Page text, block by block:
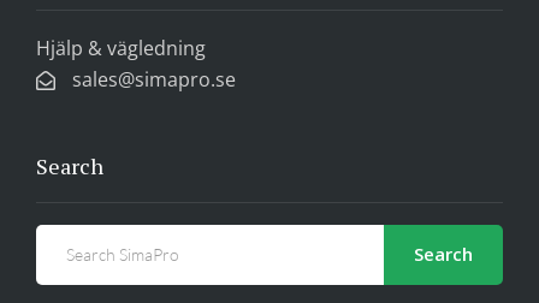
Hjälp & vägledning
sales@simapro.se
Search
Search